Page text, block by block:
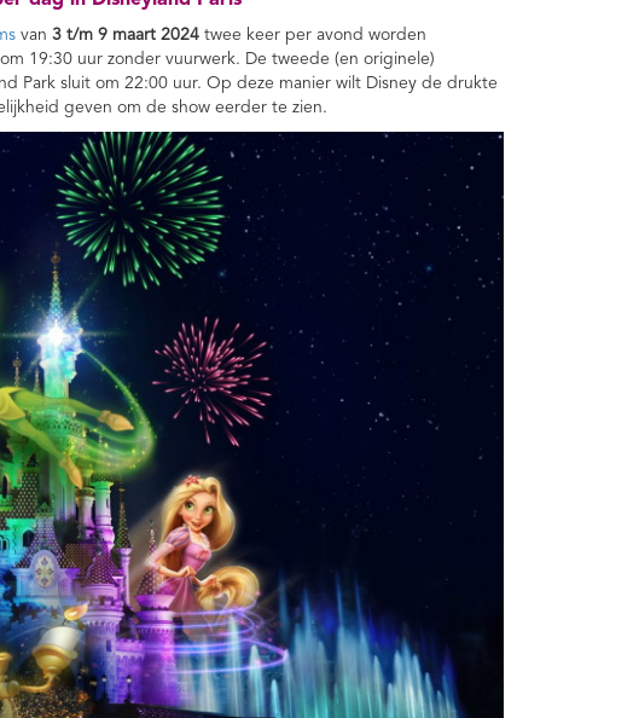
van 3 t/m 9 maart 2024 twee keer per avond worden
19:30 uur zonder vuurwerk. De tweede (en originele)
Park sluit om 22:00 uur. Op deze manier wilt Disney de drukte
geven om de show eerder te zien.